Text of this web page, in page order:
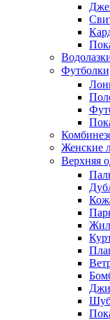
Женские
Верхняя